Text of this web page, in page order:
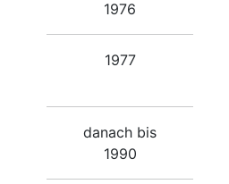
1976
1977
danach bis
1990